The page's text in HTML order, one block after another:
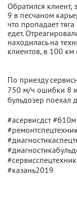
Обратился
9 в песчаном
что пропадает
едет.
находилась на
клиентов, в 100 км
По приезду
750 м/ч ошибки 8
бульдозер поехал
#асервисдст
#казань2019